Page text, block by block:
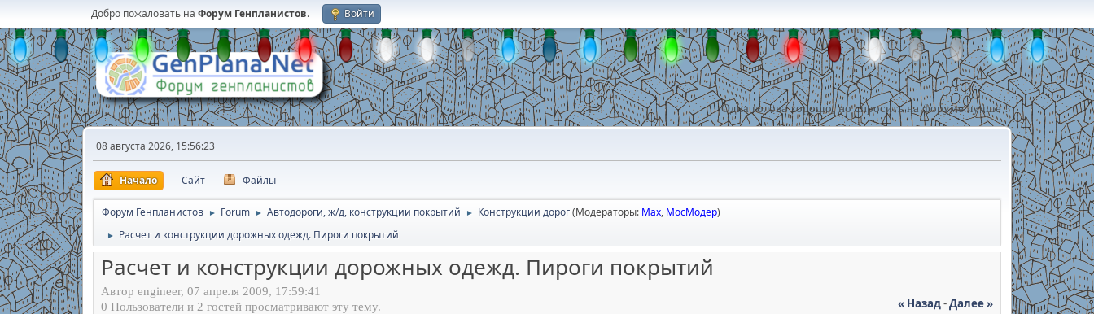
Добро пожаловать на Форум Генпланистов. Войти
Одна голова хорошо, но спросить на форуме лучше !
08 августа 2026, 15:56:23
Начало Сайт Файлы
Форум Генпланистов ► Forum ► Автодороги, ж/д, конструкции покрытий ► Конструкции дорог(Модераторы: Max, МосМодер)
► Расчет и конструкции дорожных одежд. Пироги покрытий
Расчет и конструкции дорожных одежд. Пироги покрытий
Автор engineer, 07 апреля 2009, 17:59:41
« Назад-Далее »
0 Пользователи и 2 гостей просматривают эту тему.